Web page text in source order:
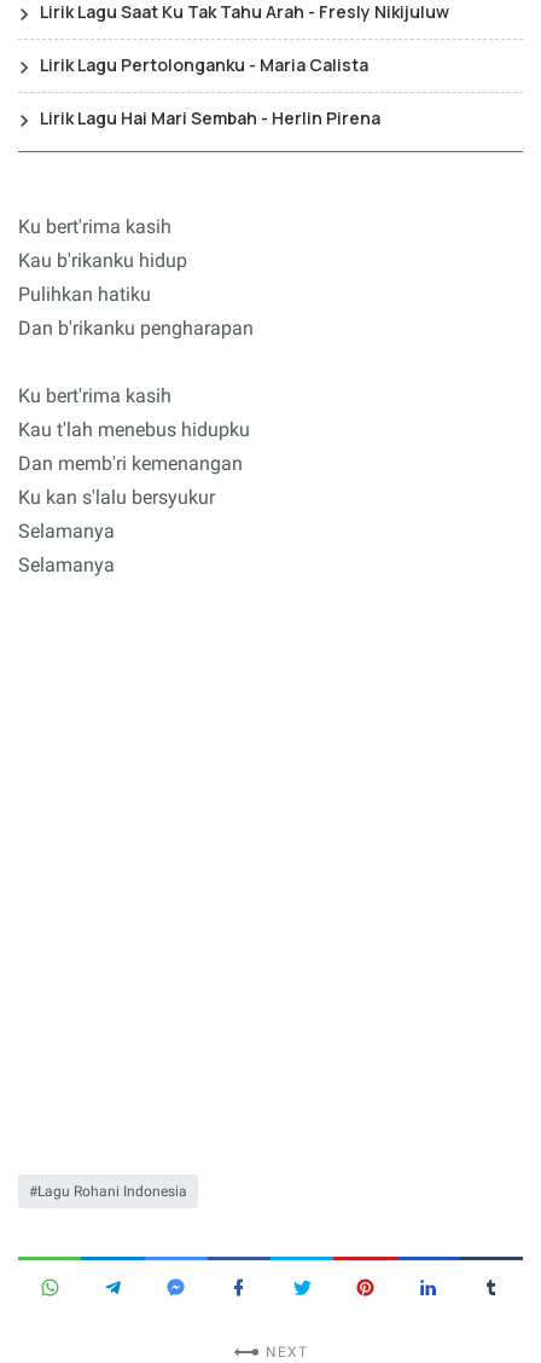
Lirik Lagu Saat Ku Tak Tahu Arah - Fresly Nikijuluw
Lirik Lagu Pertolonganku - Maria Calista
Lirik Lagu Hai Mari Sembah - Herlin Pirena
Ku bert'rima kasih
Kau b'rikanku hidup
Pulihkan hatiku
Dan b'rikanku pengharapan
Ku bert'rima kasih
Kau t'lah menebus hidupku
Dan memb'ri kemenangan
Ku kan s'lalu bersyukur
Selamanya
Selamanya
Lagu Rohani Indonesia
NEXT